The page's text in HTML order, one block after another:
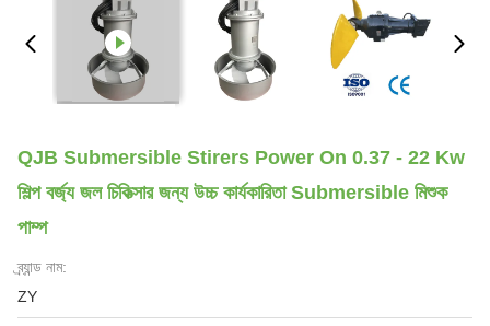
QJB Submersible Stirers Power On 0.37 - 22 Kw
শিল্প বর্জ্য জল চিকিত্সার জন্য উচ্চ কার্যকারিতা Submersible মিশুক
পাম্প
ব্র্যান্ড নাম:
ZY